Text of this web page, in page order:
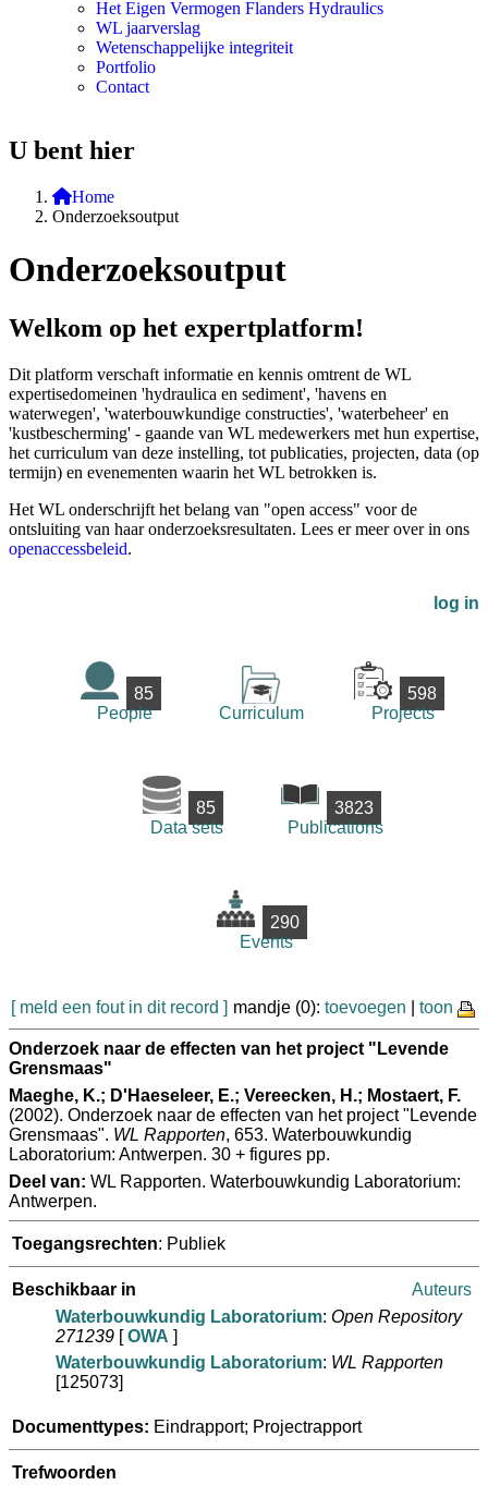
Het Eigen Vermogen Flanders Hydraulics
WL jaarverslag
Wetenschappelijke integriteit
Portfolio
Contact
U bent hier
Home
Onderzoeksoutput
Onderzoeksoutput
Welkom op het expertplatform!
Dit platform verschaft informatie en kennis omtrent de WL
expertisedomeinen 'hydraulica en sediment', 'havens en
waterwegen', 'waterbouwkundige constructies', 'waterbeheer' en
'kustbescherming' - gaande van WL medewerkers met hun expertise,
het curriculum van deze instelling, tot publicaties, projecten, data (op
termijn) en evenementen waarin het WL betrokken is.
Het WL onderschrijft het belang van "open access" voor de
ontsluiting van haar onderzoeksresultaten. Lees er meer over in ons
openaccessbeleid.
log in
85
People
Curriculum
598
Projects
85
Data sets
3823
Publications
290
Events
[ meld een fout in dit record ] mandje (0): toevoegen toon
Onderzoek naar de effecten van het project "Levende
Grensmaas"
Maeghe, K.; D'Haeseleer, E.; Vereecken, H.; Mostaert, F.
(2002). Onderzoek naar de effecten van het project "Levende
Grensmaas". WL Rapporten, 653. Waterbouwkundig
Laboratorium: Antwerpen. 30 + figures pp.
Deel van: WL Rapporten. Waterbouwkundig Laboratorium:
Antwerpen.
Toegangsrechten: Publiek
Beschikbaar in
Auteurs
Waterbouwkundig Laboratorium: Open Repository
271239 [OWA ]
Waterbouwkundig Laboratorium: WL Rapporten
[125073]
Documenttypes: Eindrapport; Projectrapport
Trefwoorden